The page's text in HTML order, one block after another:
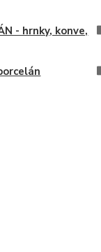
- hrnky, konve,